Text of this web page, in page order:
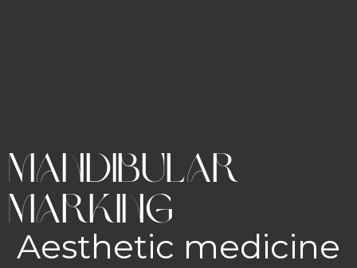
Mandibular
marking
Aesthetic medicine